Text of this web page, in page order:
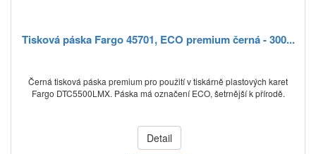
Tisková páska Fargo 45701, ECO premium černá - 300...
Černá tisková páska premium pro použití v tiskárně plastových karet
Fargo DTC5500LMX. Páska má označení ECO, šetrnější k přírodě.
Detail